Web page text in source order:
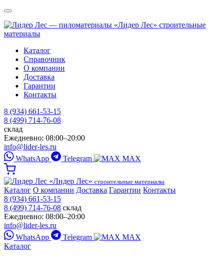
«Лидер Лес» строительные
материалы
Каталог
Справочник
О компании
Доставка
Гарантии
Контакты
8 (934) 661-53-15
8 (499) 714-76-08
склад
Ежедневно: 08:00–20:00
info@lider-les.ru
WhatsApp
Telegram MAX
«Лидер Лес» строительные материалы
Каталог О компании Доставка Гарантии Контакты
8 (934) 661-53-15
8 (499) 714-76-08 склад
Ежедневно: 08:00–20:00
info@lider-les.ru
WhatsApp
Telegram
MAX
Каталог